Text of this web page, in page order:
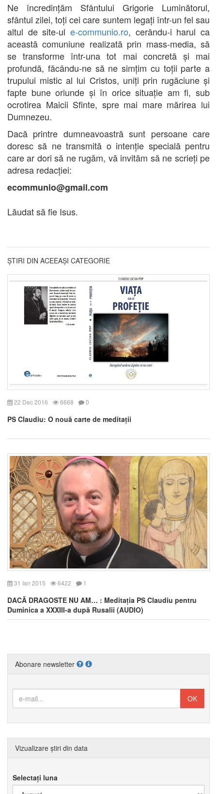
Ne încredințăm Sfântului Grigorie Luminătorul,
sfântul zilei, toți cei care suntem legați într-un fel sau
altul de site-ul e-communio.ro, cerându-i harul ca
această comuniune realizată prin mass-media, să
se transforme într-una tot mai concretă și mai
profundă, făcându-ne să ne simțim cu toții parte a
trupului mistic al lui Cristos, uniți prin rugăciune și
fapte bune oriunde și în orice situație am fi, sub
ocrotirea Maicii Sfinte, spre mai mare mărirea lui
Dumnezeu.
Dacă printre dumneavoastră sunt persoane care
doresc să ne transmită o intenție specială pentru
care ar dori să ne rugăm, vă invităm să ne scrieți pe
adresa redacției:
ecommunio@gmail.com
Lăudat să fie Isus.
ȘTIRI DIN ACEEAȘI CATEGORIE
22 Dec 2016 6668 0
PS Claudiu: O nouă carte de meditații
31 Ian 2015 6422 1
DACĂ DRAGOSTE NU AM… : Meditația PS Claudiu pentru
Duminica a XXXIII-a după Rusalii (AUDIO)
Abonare newsletter
Vizualizare știri din data
Selectați luna